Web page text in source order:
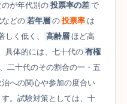
が年代別の 投票率の差 で
どの 若年層 の 投票率 は
しく低く、 高齢層 ほど高
具体的には、七十代の 有権
二十代のその割合の一・五
への関心や参加の度合い
。試験対策としては、十